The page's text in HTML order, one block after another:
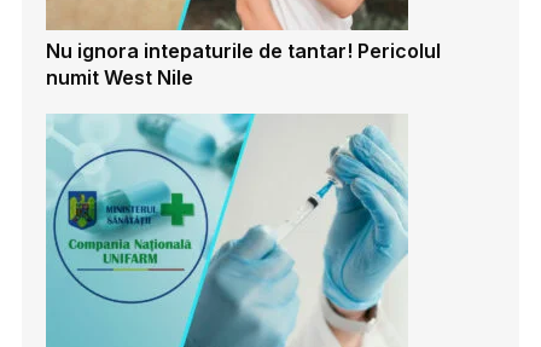
Nu ignora intepaturile de tantar! Pericolul
numit West Nile